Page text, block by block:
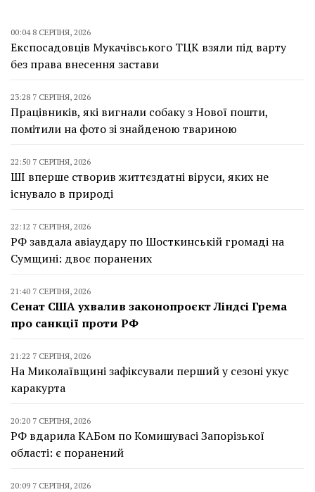
00:04 8 СЕРПНЯ, 2026
Експосадовців Мукачівського ТЦК взяли під варту
без права внесення застави
23:28 7 СЕРПНЯ, 2026
Працівників, які вигнали собаку з Нової пошти,
помітили на фото зі знайденою твариною
22:50 7 СЕРПНЯ, 2026
ШІ вперше створив життєздатні віруси, яких не
існувало в природі
22:12 7 СЕРПНЯ, 2026
РФ завдала авіаудару по Шосткинській громаді на
Сумщині: двоє поранених
21:40 7 СЕРПНЯ, 2026
Сенат США ухвалив законопроєкт Ліндсі Грема
про санкції проти РФ
21:22 7 СЕРПНЯ, 2026
На Миколаївщині зафіксували перший у сезоні укус
каракурта
20:20 7 СЕРПНЯ, 2026
РФ вдарила КАБом по Комишувасі Запорізької
області: є поранений
20:09 7 СЕРПНЯ, 2026